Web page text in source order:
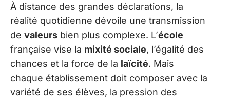
À distance des grandes déclarations, la
réalité quotidienne dévoile une transmission
de valeurs bien plus complexe. L’école
française vise la mixité sociale, l’égalité des
chances et la force de la laïcité. Mais
chaque établissement doit composer avec la
variété de ses élèves, la pression des